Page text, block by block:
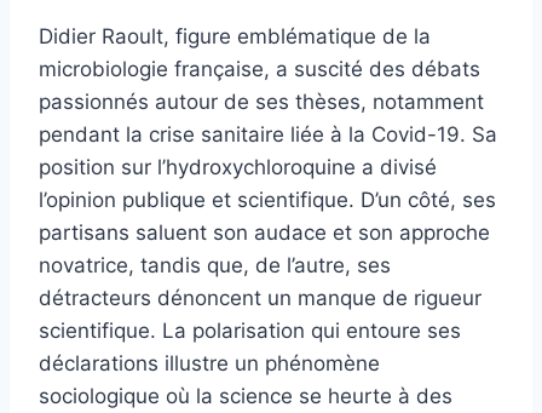
Didier Raoult, figure emblématique de la
microbiologie française, a suscité des débats
passionnés autour de ses thèses, notamment
pendant la crise sanitaire liée à la Covid-19. Sa
position sur l’hydroxychloroquine a divisé
l’opinion publique et scientifique. D’un côté, ses
partisans saluent son audace et son approche
novatrice, tandis que, de l’autre, ses
détracteurs dénoncent un manque de rigueur
scientifique. La polarisation qui entoure ses
déclarations illustre un phénomène
sociologique où la science se heurte à des